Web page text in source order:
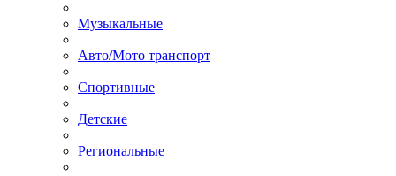
Музыкальные
Авто/Мото транспорт
Спортивные
Детские
Региональные